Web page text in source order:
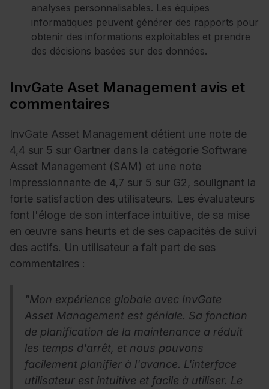
analyses personnalisables. Les équipes
informatiques peuvent générer des rapports pour
obtenir des informations exploitables et prendre
des décisions basées sur des données.
InvGate Aset Management avis et
commentaires
InvGate Asset Management détient une note de
4,4 sur 5 sur Gartner dans la catégorie Software
Asset Management (SAM) et une note
impressionnante de 4,7 sur 5 sur G2, soulignant la
forte satisfaction des utilisateurs. Les évaluateurs
font l'éloge de son interface intuitive, de sa mise
en œuvre sans heurts et de ses capacités de suivi
des actifs. Un utilisateur a fait part de ses
commentaires :
"Mon expérience globale avec InvGate
Asset Management est géniale. Sa fonction
de planification de la maintenance a réduit
les temps d'arrêt, et nous pouvons
facilement planifier à l'avance. L'interface
utilisateur est intuitive et facile à utiliser. Le